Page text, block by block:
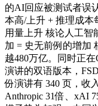
的AI回应被测试者误
本高/上升 + 推理成本
用量上升 核论人工智
加 = 史无前例的增加
越480万亿。同时正
演讲的双语版本，
份演讲有 340 页，收
Anthropic 31倍、xAI